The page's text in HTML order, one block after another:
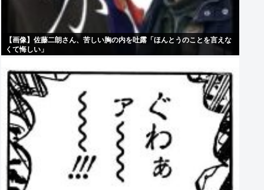
【画像】佐藤二朗さん、苦しい胸の内を吐露「ほんとうのことを言えな
くて悔しい」